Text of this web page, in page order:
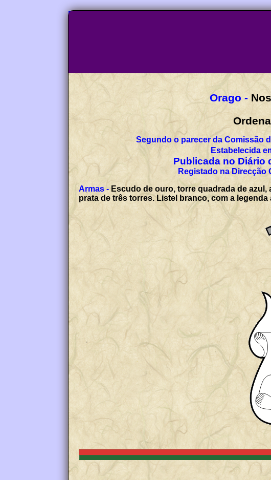
Orago -
Segundo o parecer da Comissão
Estabelecida
Publicada no Diário
Registado na Direcção
Armas - Escudo de ouro, torre quadrada de
prata de três torres. Listel branco, com a legenda